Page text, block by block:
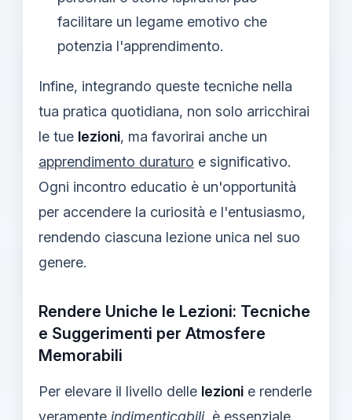
facilitare un legame emotivo che
potenzia l'apprendimento.
Infine, integrando queste tecniche nella
tua pratica quotidiana, non solo arricchirai
le tue lezioni, ma favorirai anche un
apprendimento duraturo e significativo.
Ogni incontro educatio è un'opportunità
per accendere la curiosità e l'entusiasmo,
rendendo ciascuna lezione unica nel suo
genere.
Rendere Uniche le Lezioni: Tecniche
e Suggerimenti per Atmosfere
Memorabili
Per elevare il livello delle lezioni e renderle
veramente indimenticabili, è essenziale